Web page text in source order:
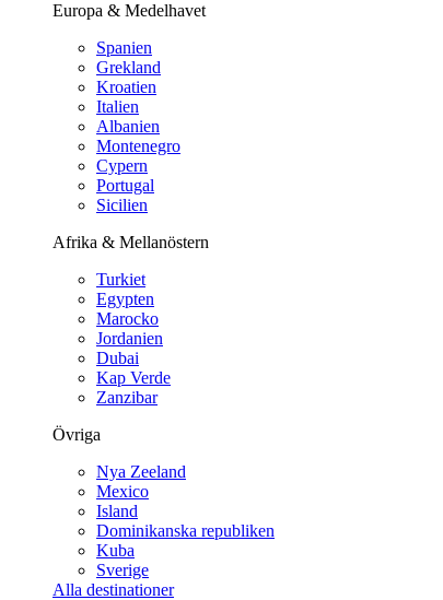
Europa & Medelhavet
Spanien
Grekland
Kroatien
Italien
Albanien
Montenegro
Cypern
Portugal
Sicilien
Afrika & Mellanöstern
Turkiet
Egypten
Marocko
Jordanien
Dubai
Kap Verde
Zanzibar
Övriga
Nya Zeeland
Mexico
Island
Dominikanska republiken
Kuba
Sverige
Alla destinationer